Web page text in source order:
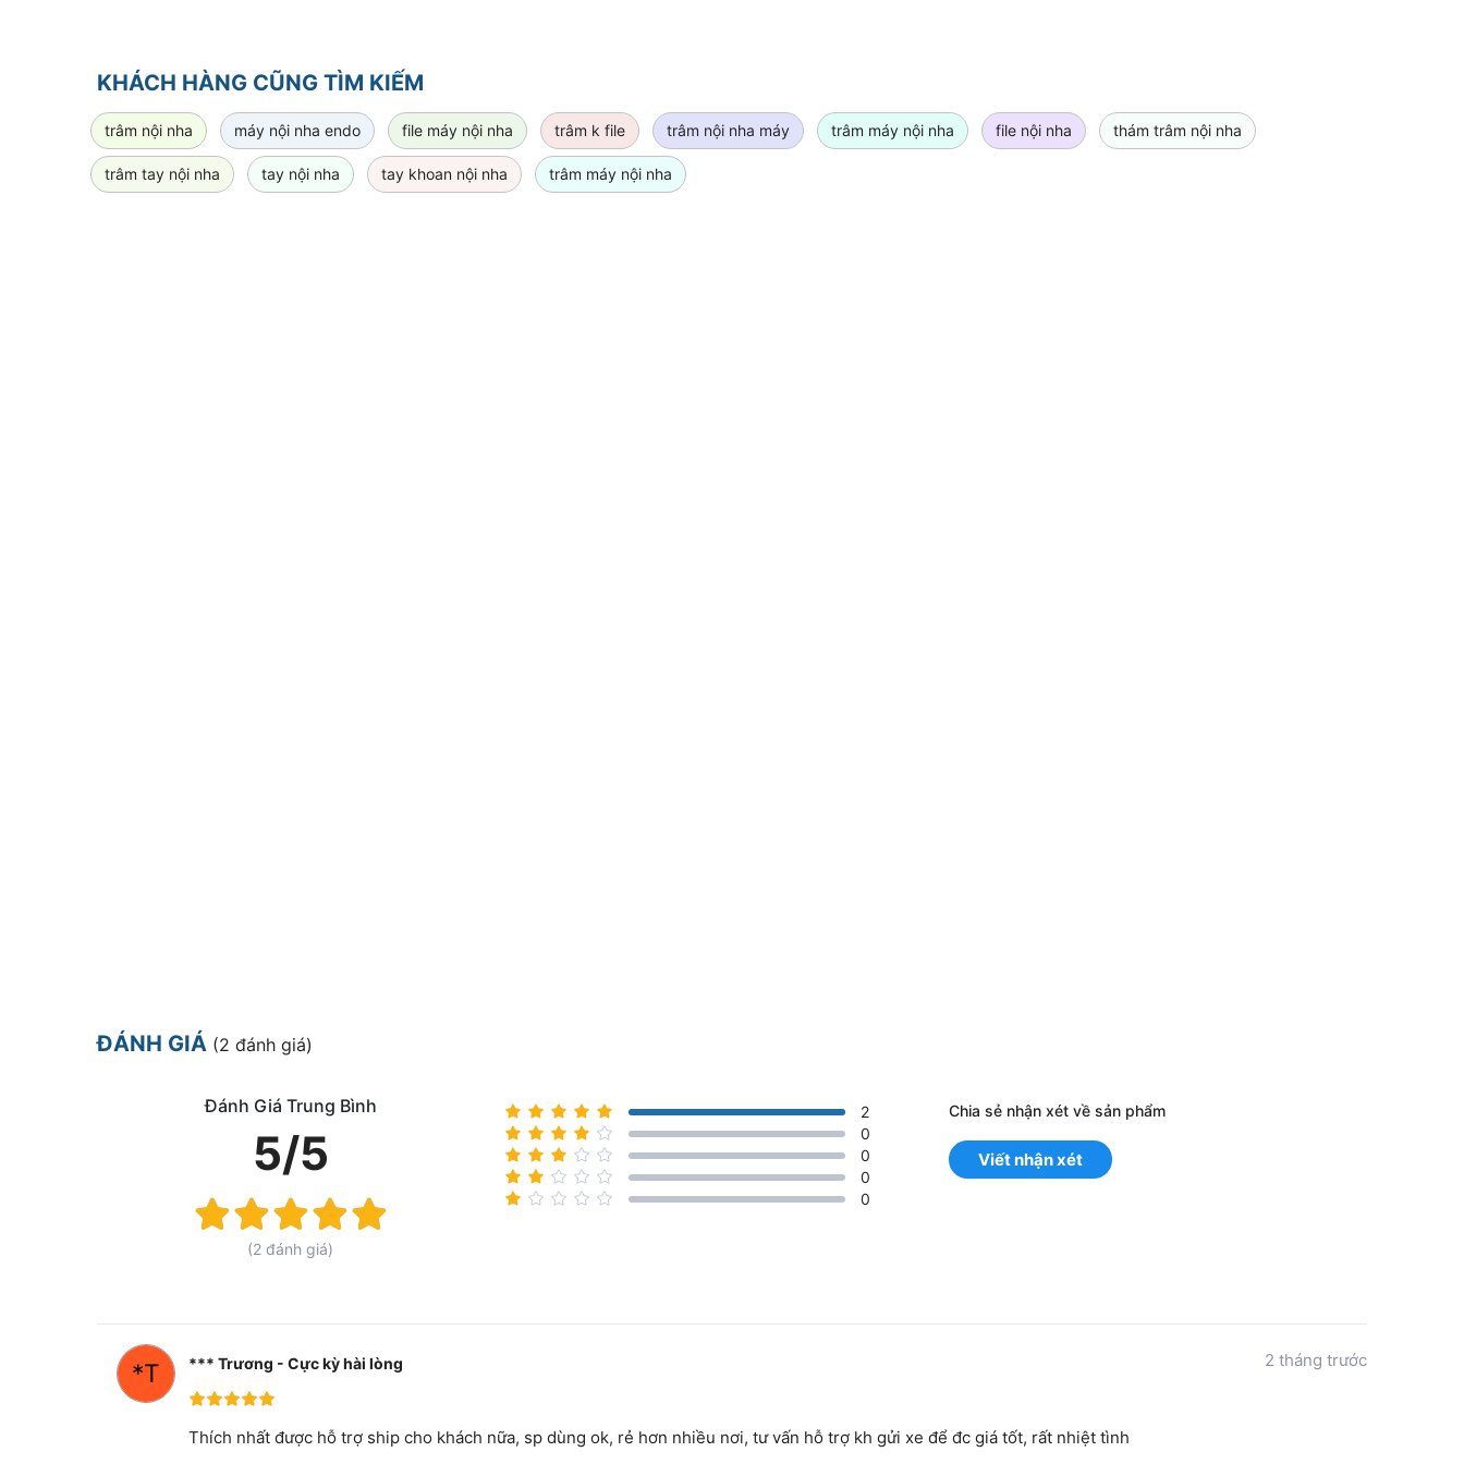
KHÁCH HÀNG CŨNG TÌM KIẾM
trâm nội nha máy nội nha endo file máy nội nha trâm k file trâm nội nha máy trâm máy nội nha file nội nha thám trâm nội nha
trâm tay nội nha tay nội nha tay khoan nội nha trâm máy nội nha
ĐÁNH GIÁ (2 đánh giá)
Đánh Giá Trung Bình
5/5
(2 đánh giá)
2
0
0
0
0
Chia sẻ nhận xét về sản phẩm
Viết nhận xét
*** Trương - Cực kỳ hài lòng 2 tháng trước
Thích nhất được hỗ trợ ship cho khách nữa, sp dùng ok, rẻ hơn nhiều nơi, tư vấn hỗ trợ kh gửi xe để đc giá tốt, rất nhiệt tình